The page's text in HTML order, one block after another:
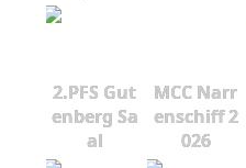
2.PFS Gut
enberg Sa
al
MCC Narr
enschiff 2
026